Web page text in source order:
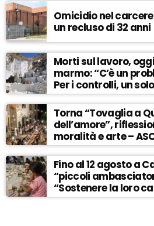
Omicidio nel
un recluso di 32 anni
Morti sul lavoro,
marmo: “C’è un
Per i controlli, un
ASCOLTA
Torna “Tovaglia a
dell’amore”,
moralità e arte –
Fino al 12 agosto a
“piccoli
“Sostenere la loro
sempre più